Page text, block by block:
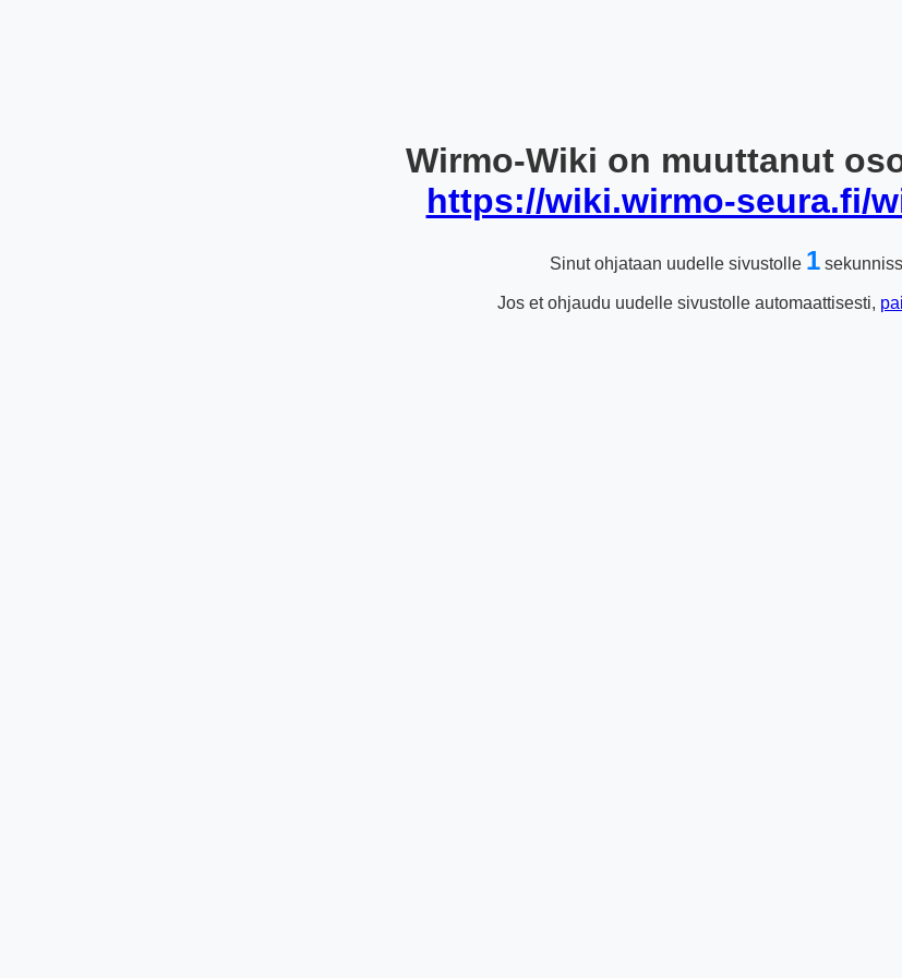
Wirmo-Wiki on muuttanut
https://wiki.wirmo-seura.fi/
Sinut ohjataan uudelle sivustolle 1
Jos et ohjaudu uudelle sivustolle automaattisesti,